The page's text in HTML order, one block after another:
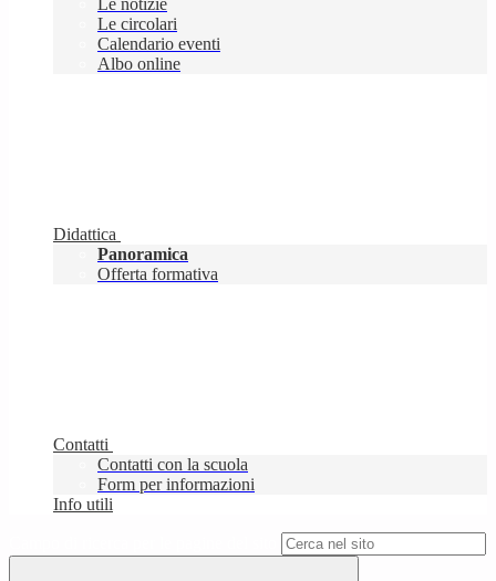
Le notizie
Le circolari
Calendario eventi
Albo online
Didattica
Panoramica
Offerta formativa
Contatti
Contatti con la scuola
Form per informazioni
Info utili